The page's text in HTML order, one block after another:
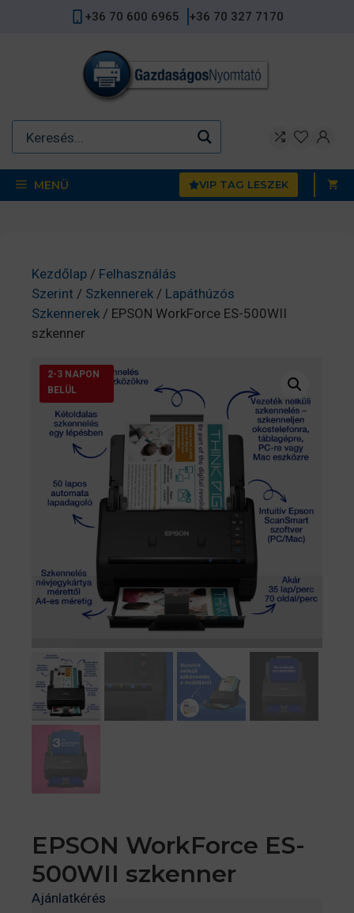
+36 70 600 6965 +36 70 327 7170
MENÜ VIP TAG LESZEK
Kezdőlap / Felhasználás
Szerint / Szkennerek / Lapáthúzós
Szkennerek / EPSON WorkForce ES-500WII
szkenner
2-3 NAPON
BELÜL
EPSON WorkForce ES-
500WII szkenner
Ajánlatkérés